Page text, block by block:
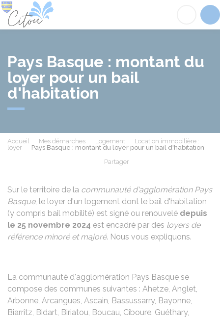
Pays Basque : montant du
loyer pour un bail
d'habitation
Accueil Mes démarches Logement
Location immobilière :
loyer
Pays Basque : montant du loyer pour un bail d'habitation
Partager
Sur le territoire de la communauté d'agglomération Pays
Basque, le loyer d'un logement dont le bail d'habitation
(y compris bail mobilité) est signé ou renouvelé depuis
le 25 novembre 2024 est encadré par des loyers de
référence minoré et majoré. Nous vous expliquons.
La communauté d'agglomération Pays Basque se
compose des communes suivantes : Ahetze, Anglet,
Arbonne, Arcangues, Ascain, Bassussarry, Bayonne,
Biarritz, Bidart, Biriatou, Boucau, Ciboure, Guéthary,